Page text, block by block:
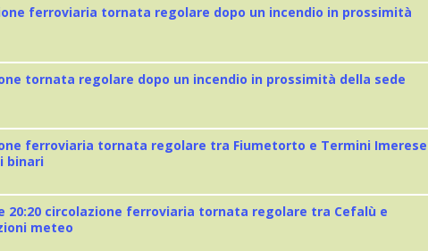
ferroviaria tornata regolare dopo un incendio in prossimità
tornata regolare dopo un incendio in prossimità della sede
ferroviaria tornata regolare tra Fiumetorto e Termini Imerese
binari
20:20 circolazione ferroviaria tornata regolare tra Cefalù e
meteo